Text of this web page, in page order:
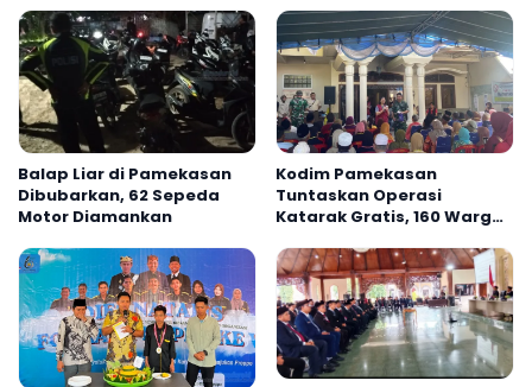
Balap Liar di Pamekasan
Dibubarkan, 62 Sepeda
Motor Diamankan
Kodim Pamekasan
Tuntaskan Operasi
Katarak Gratis, 160 Warga
Jelas